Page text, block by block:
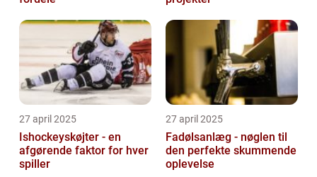
27 april 2025
Ishockeyskøjter - en
afgørende faktor for hver
spiller
27 april 2025
Fadølsanlæg - nøglen til
den perfekte skummende
oplevelse